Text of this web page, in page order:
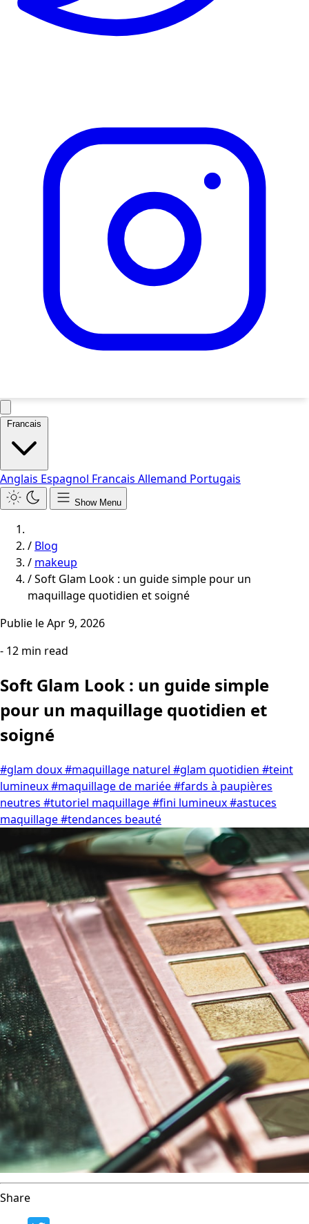
Francais
Anglais Espagnol Francais Allemand Portugais
Show Menu
/ Blog
/ makeup
/Soft Glam Look : un guide simple pour un
maquillage quotidien et soigné
Publie leApr 9, 2026
- 12 min read
Soft Glam Look : un guide simple
pour un maquillage quotidien et
soigné
#glam doux#maquillage naturel #glam quotidien #teint
lumineux#maquillage de mariée#fards à paupières
neutres #tutoriel maquillage#fini lumineux#astuces
maquillage#tendances beauté
Share